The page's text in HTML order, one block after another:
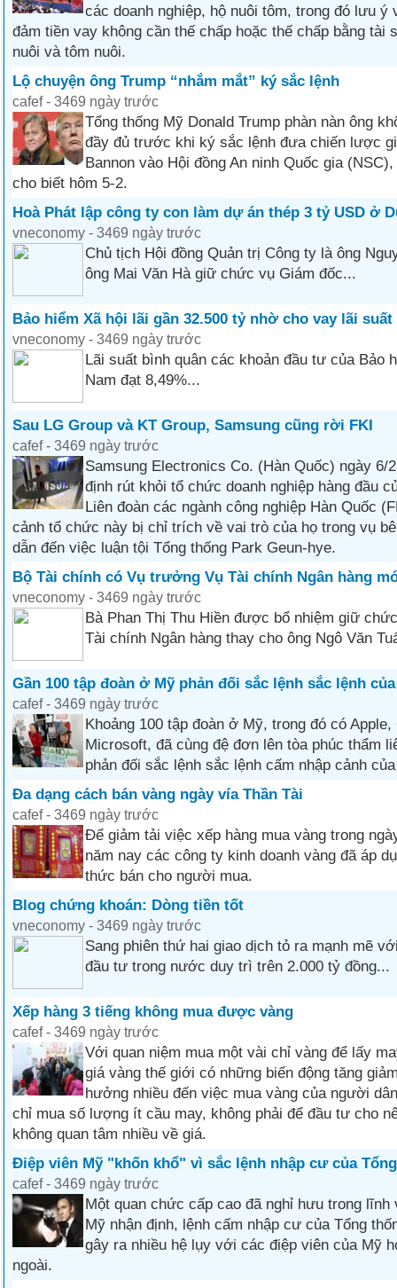
các doanh nghiệp, hộ nuôi tôm, trong đó lưu ý
đảm tiền vay không cần thế chấp hoặc thế chấp bằng tài
nuôi và tôm nuôi.
Lộ chuyện ông Trump “nhắm mắt” ký sắc lệnh
cafef - 3469 ngày trước
Tổng thống Mỹ Donald Trump phàn nàn ông
đầy đủ trước khi ký sắc lệnh đưa chiến lược
Bannon vào Hội đồng An ninh Quốc gia
cho biết hôm 5-2.
Hoà Phát lập công ty con làm dự án thép 3 tỷ USD ở
vneconomy - 3469 ngày trước
Chủ tịch Hội đồng Quản trị Công ty là ông
ông Mai Văn Hà giữ chức vụ Giám đốc...
Bảo hiểm Xã hội lãi gần 32.500 tỷ nhờ cho vay lãi suất
vneconomy - 3469 ngày trước
Lãi suất bình quân các khoản đầu tư của Bảo
Nam đạt 8,49%...
Sau LG Group và KT Group, Samsung cũng rời FKI
cafef - 3469 ngày trước
Samsung Electronics Co. (Hàn Quốc) ngày 6/
định rút khỏi tổ chức doanh nghiệp hàng đầu
Liên đoàn các ngành công nghiệp Hàn Quốc
cảnh tổ chức này bị chỉ trích về vai trò của họ trong vụ
dẫn đến việc luận tội Tổng thống Park Geun-hye.
Bộ Tài chính có Vụ trưởng Vụ Tài chính Ngân hàng
vneconomy - 3469 ngày trước
Bà Phan Thị Thu Hiền được bổ nhiệm giữ
Tài chính Ngân hàng thay cho ông Ngô Văn
Gần 100 tập đoàn ở Mỹ phản đối sắc lệnh sắc lệnh
cafef - 3469 ngày trước
Khoảng 100 tập đoàn ở Mỹ, trong đó có Apple,
Microsoft, đã cùng đệ đơn lên tòa phúc thẩm
phản đối sắc lệnh sắc lệnh cấm nhập cảnh
Đa dạng cách bán vàng ngày vía Thần Tài
cafef - 3469 ngày trước
Để giảm tải việc xếp hàng mua vàng trong
năm nay các công ty kinh doanh vàng đã áp
thức bán cho người mua.
Blog chứng khoán: Dòng tiền tốt
vneconomy - 3469 ngày trước
Sang phiên thứ hai giao dịch tỏ ra mạnh mẽ
đầu tư trong nước duy trì trên 2.000 tỷ đồng...
Xếp hàng 3 tiếng không mua được vàng
cafef - 3469 ngày trước
Với quan niệm mua một vài chỉ vàng để lấy
giá vàng thế giới có những biến động tăng
hưởng nhiều đến việc mua vàng của người
chỉ mua số lượng ít cầu may, không phải để đầu tư cho
không quan tâm nhiều về giá.
Điệp viên Mỹ "khốn khổ" vì sắc lệnh nhập cư của
cafef - 3469 ngày trước
Một quan chức cấp cao đã nghỉ hưu trong lĩnh
Mỹ nhận định, lệnh cấm nhập cư của Tổng
gây ra nhiều hệ lụy với các điệp viên của Mỹ
ngoài.